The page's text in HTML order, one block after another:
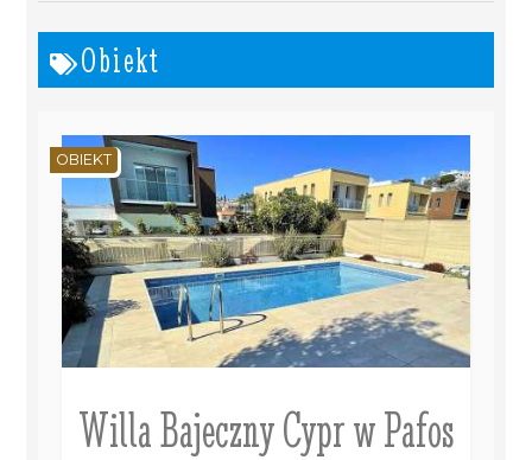
Obiekt
Willa Bajeczny Cypr w Pafos
OBIEKT